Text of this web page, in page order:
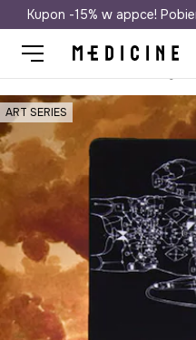
Darmowa
Kupon -15% w appce!
ART SERIES